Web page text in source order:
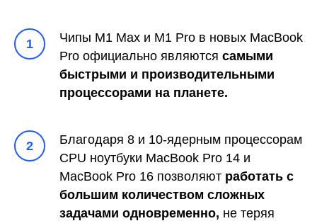
1
Чипы M1 Max и M1 Pro в новых MacBook
Pro официально являются самыми
быстрыми и производительными
процессорами на планете.
2
Благодаря 8 и 10-ядерным процессорам
CPU ноутбуки MacBook Pro 14 и
MacBook Pro 16 позволяют работать с
большим количеством сложных
задачами одновременно, не теряя